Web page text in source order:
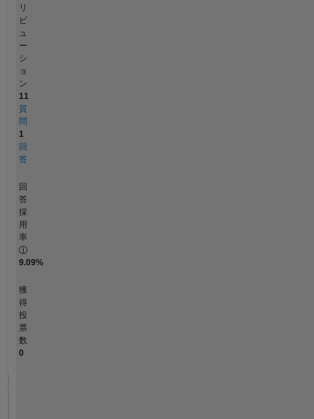
リ
ビ
ュ
ー
シ
ョ
ン
11
質
問
1
回
答
回
答
採
用
率
9.09%
獲
得
投
票
数
0